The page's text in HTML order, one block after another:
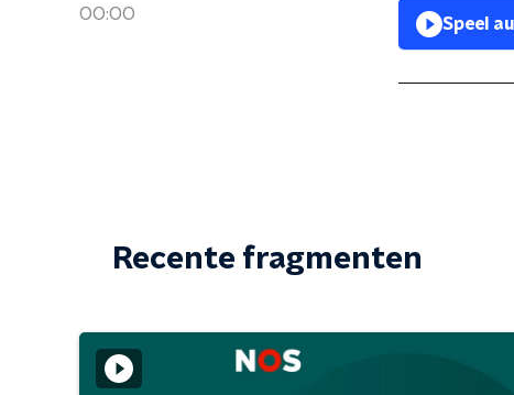
00:00
Speel
Recente fragmenten